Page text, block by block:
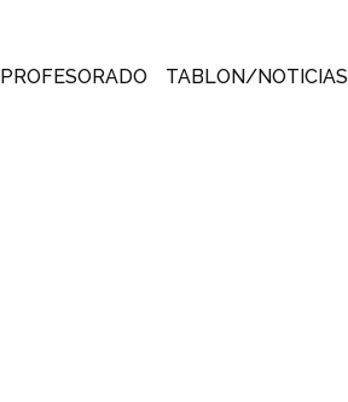
PROFESORADO TABLON/NOTICIAS